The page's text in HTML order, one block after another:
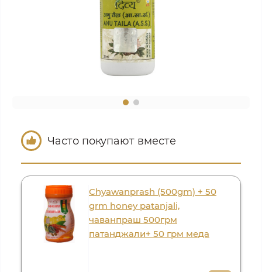
Часто покупают вместе
Chyawanprash (500gm) + 50
grm honey patanjali,
чаванпраш 500грм
патанджали+ 50 грм меда